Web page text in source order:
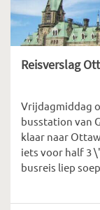
Reisverslag
Vrijdagmiddag
busstation van
klaar naar
iets voor half 3
busreis liep